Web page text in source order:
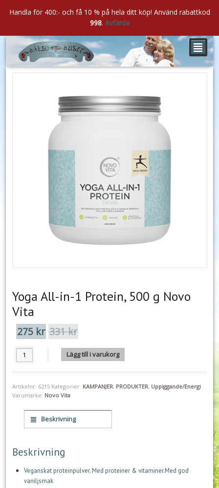
²
Yoga All-in-1 Protein, 500 g Novo
Vita
331krDet
ursprungliga
priset
var:
275 kr
Det
nuvarande
priset
är:
Yoga All-in-1 Protein, 500 g Novo Vita mängd
Lägg till i varukorg
Artikelnr: 6215 Kategorier: KAMPANJER, PRODUKTER, Uppiggande/Energi
Varumärke: Novo Vita
Beskrivning
Beskrivning
Veganskat proteinpulver. Med proteiner & vitaminer.Med god
vaniljsmak
Handla för 400:- och få 10 % på hela ditt köp! Använd rabattkod
998. Avfärda